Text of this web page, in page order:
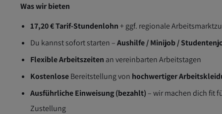
Was wir bieten
17,20 € Tarif-Stundenlohn+ ggf. regionale
Du kannst sofort starten –Aushilfe / Minijob /
Flexible Arbeitszeiten an vereinbarten Arbeitstagen
KostenloseBereitstellung von hochwertiger
Ausführliche Einweisung (bezahlt) – wir machen dich fit
Zustellung